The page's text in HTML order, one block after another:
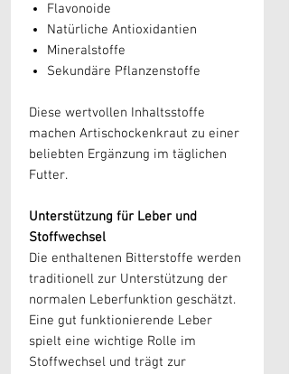
Flavonoide
Natürliche Antioxidantien
Mineralstoffe
Sekundäre Pflanzenstoffe
Diese wertvollen Inhaltsstoffe
machen Artischockenkraut zu einer
beliebten Ergänzung im täglichen
Futter.
Unterstützung für Leber und
Stoffwechsel
Die enthaltenen Bitterstoffe werden
traditionell zur Unterstützung der
normalen Leberfunktion geschätzt.
Eine gut funktionierende Leber
spielt eine wichtige Rolle im
Stoffwechsel und trägt zur